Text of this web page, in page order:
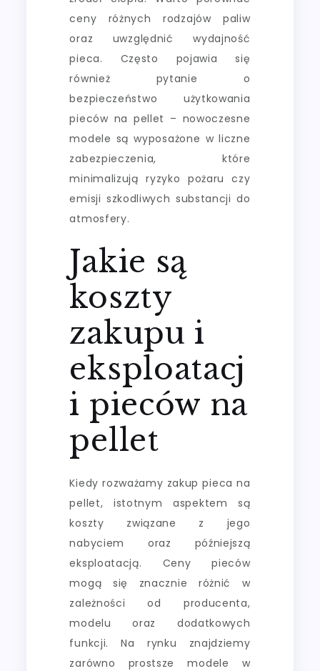
ceny różnych rodzajów paliw
oraz uwzględnić wydajność
pieca. Często pojawia się
również pytanie o
bezpieczeństwo użytkowania
pieców na pellet – nowoczesne
modele są wyposażone w liczne
zabezpieczenia, które
minimalizują ryzyko pożaru czy
emisji szkodliwych substancji do
atmosfery.
Jakie są
koszty
zakupu i
eksploatacj
i pieców na
pellet
Kiedy rozważamy zakup pieca na
pellet, istotnym aspektem są
koszty związane z jego
nabyciem oraz późniejszą
eksploatacją. Ceny pieców
mogą się znacznie różnić w
zależności od producenta,
modelu oraz dodatkowych
funkcji. Na rynku znajdziemy
zarówno prostsze modele w